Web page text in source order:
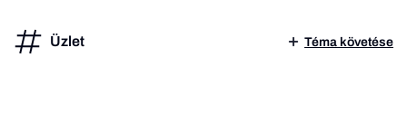
Üzlet Téma követése